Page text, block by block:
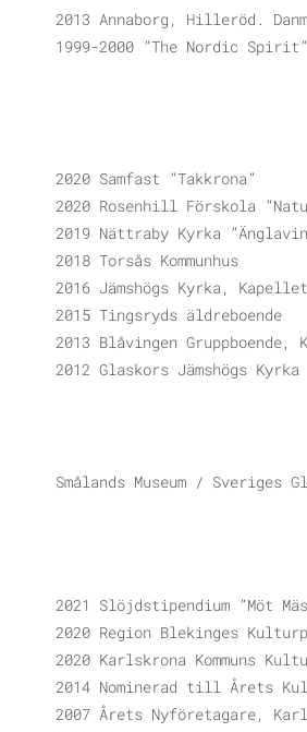
2013 Annaborg, Hilleröd.
1999-2000 ”The Nordic
2020 Samfast ”Takkrona”
2020 Rosenhill Förskola
2019 Nättraby Kyrka
2018 Torsås Kommunhus
2016 Jämshögs Kyrka,
2015 Tingsryds äldreboende
2013 Blåvingen Gruppboende,
2012 Glaskors Jämshögs Kyrka
Smålands Museum / Sveriges
2021 Slöjdstipendium ”Möt
2020 Region Blekinges
2020 Karlskrona Kommuns
2014 Nominerad till Årets
2007 Årets Nyföretagare,